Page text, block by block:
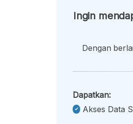
Ingin
Dengan
Dapatkan:
Akses Data